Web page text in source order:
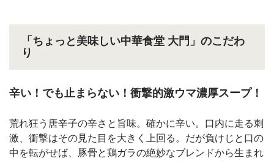
「ちょっと美味しい中華食堂 大門」のこだわ
り
辛い！でも止まらない！衝撃的激ウマ濃厚スープ！
荒れ狂う唐辛子の辛さと旨味。確かに辛い。口内に走る刺
激、衝撃はその見た目を大きく上回る。だが負けじと口の
中を転がせば、豚骨と鶏ガラの絶妙なブレンドから生まれ